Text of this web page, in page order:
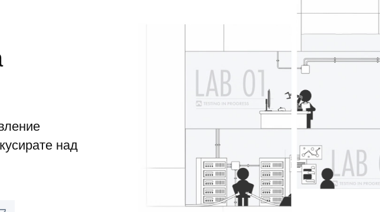
над